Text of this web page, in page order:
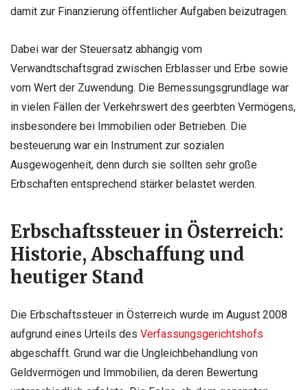
damit zur Finanzierung öffentlicher Aufgaben beizutragen.
Dabei war der Steuersatz abhängig vom
Verwandtschaftsgrad zwischen Erblasser und Erbe sowie
vom Wert der Zuwendung. Die Bemessungsgrundlage war
in vielen Fällen der Verkehrswert des geerbten Vermögens,
insbesondere bei Immobilien oder Betrieben. Die
besteuerung war ein Instrument zur sozialen
Ausgewogenheit, denn durch sie sollten sehr große
Erbschaften entsprechend stärker belastet werden.
Erbschaftssteuer in Österreich:
Historie, Abschaffung und
heutiger Stand
Die Erbschaftssteuer in Österreich wurde im August 2008
aufgrund eines Urteils des Verfassungsgerichtshofs
abgeschafft. Grund war die Ungleichbehandlung von
Geldvermögen und Immobilien, da deren Bewertung